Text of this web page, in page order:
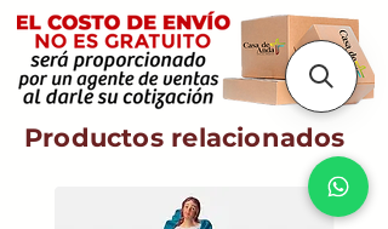
Productos relacionados